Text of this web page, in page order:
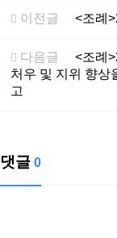
이전글
<조례
다음글
<조례
처우 및 지위 향상
고
댓글 0